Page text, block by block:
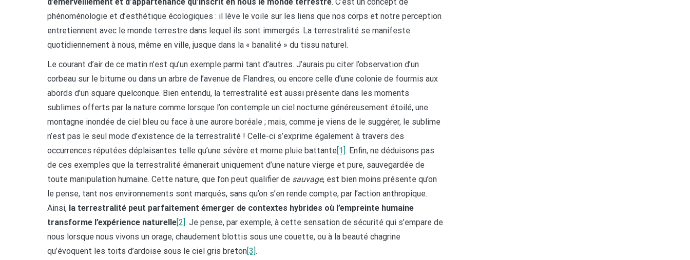
phénoménologie et d’esthétique écologiques : il lève le voile sur les liens que nos corps et notre perception
entretiennent avec le monde terrestre dans lequel ils sont immergés. La terrestralité se manifeste
quotidiennement à nous, même en ville, jusque dans la « banalité » du tissu naturel.
Le courant d’air de ce matin n’est qu’un exemple parmi tant d’autres. J’aurais pu citer l’observation d’un
corbeau sur le bitume ou dans un arbre de l’avenue de Flandres, ou encore celle d’une colonie de fourmis aux
abords d’un square quelconque. Bien entendu, la terrestralité est aussi présente dans les moments
sublimes offerts par la nature comme lorsque l’on contemple un ciel nocturne généreusement étoilé, une
montagne inondée de ciel bleu ou face à une aurore boréale ; mais, comme je viens de le suggérer, le sublime
n’est pas le seul mode d’existence de la terrestralité ! Celle-ci s’exprime également à travers des
occurrences réputées déplaisantes telle qu’une sévère et morne pluie battante[1]. Enfin, ne déduisons pas
de ces exemples que la terrestralité émanerait uniquement d’une nature vierge et pure, sauvegardée de
toute manipulation humaine. Cette nature, que l’on peut qualifier de sauvage, est bien moins présente qu’on
le pense, tant nos environnements sont marqués, sans qu’on s’en rende compte, par l’action anthropique.
Ainsi, la terrestralité peut parfaitement émerger de contextes hybrides où l’empreinte humaine
transforme l’expérience naturelle[2]. Je pense, par exemple, à cette sensation de sécurité qui s’empare de
nous lorsque nous vivons un orage, chaudement blottis sous une couette, ou à la beauté chagrine
qu’évoquent les toits d’ardoise sous le ciel gris breton[3].